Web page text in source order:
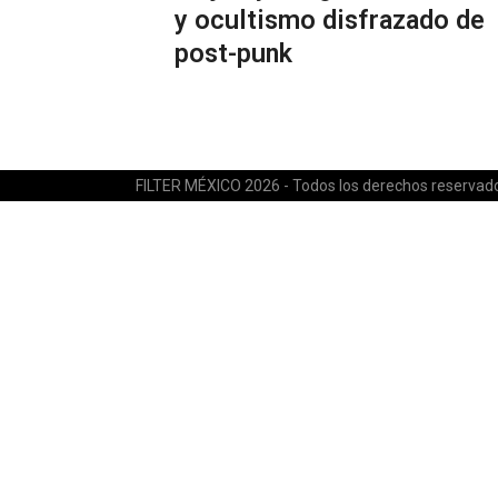
y ocultismo disfrazado de
post-punk
FILTER MÉXICO 2026 - Todos los derechos